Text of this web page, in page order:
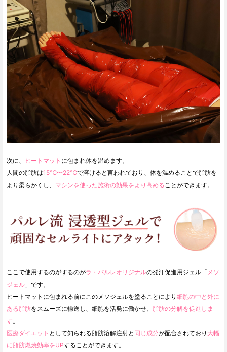
次に、 ヒートマット に包まれ体を温めます。
人間の脂肪は15℃〜22℃で溶けると言われており、体を温めることで脂肪を
より柔らかくし、 マシンを使った施術の効果をより高める ことができます。
ここで使用するのがするのがラ・パルレオリジナルの発汗促進用ジェル「 メソ
ジェル 」です。
ヒートマットに包まれる前にこのメソジェルを塗ることにより 細胞の中と外に
ある脂肪をスムーズに輸送し、細胞を活発に働かせ、 脂肪の分解を促進しま
す。
医療ダイエット として知られる脂肪溶解注射と 同じ成分が配合されており 大幅
に脂肪燃焼効率をUPすることができます。